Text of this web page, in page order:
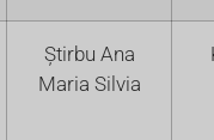
Știrbu Ana
Maria Silvia